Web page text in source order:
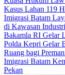
Kasus Lahan 119
Imigrasi Batam
di Kawasan
Bakamla RI Gelar
Polda Kepri Gelar
Ruang bagi
Imigrasi Batam
Pekan